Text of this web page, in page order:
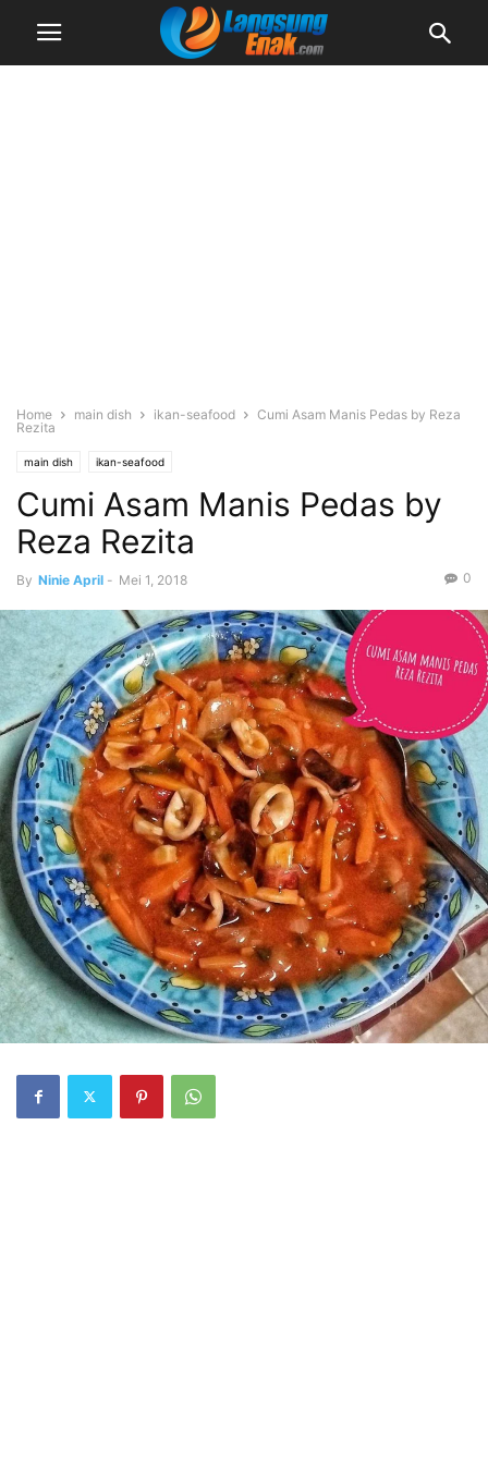
Home main dish ikan-seafood
Cumi Asam Manis Pedas by Reza
Rezita
main dish ikan-seafood
Cumi Asam Manis Pedas by
Reza Rezita
By Ninie April - Mei 1, 2018 0